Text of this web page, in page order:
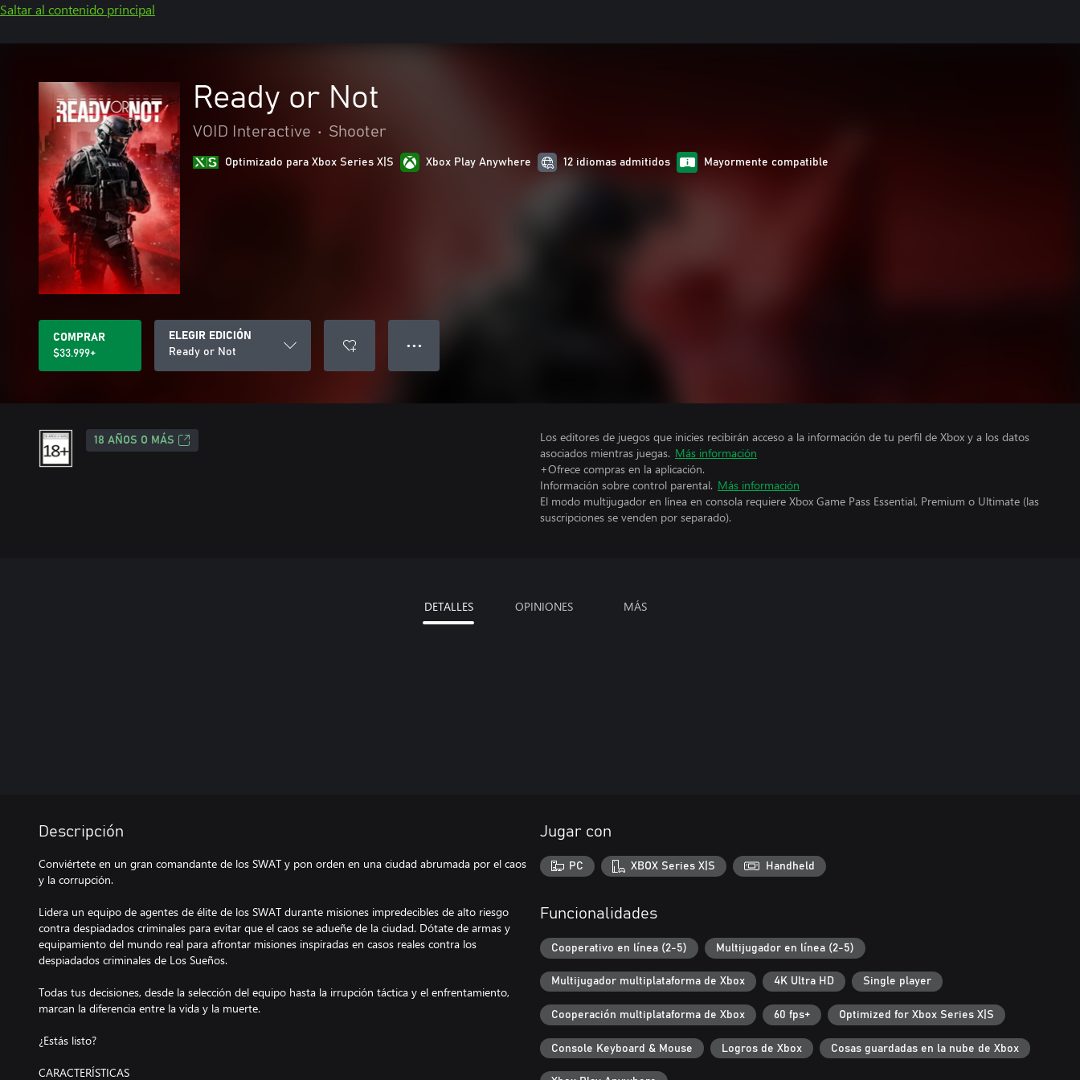
Saltar al contenido principal
Ready or Not
VOID Interactive • Shooter
Optimizado para Xbox Series X|S Xbox Play Anywhere 12 idiomas admitidos Mayormente compatible
COMPRAR
$33.999+
ELEGIR EDICIÓN
Ready or Not
● ● ●
18 AÑOS O MÁS
Los editores de juegos que inicies recibirán acceso a la información de tu perfil de Xbox y a los datos
asociados mientras juegas. Más información
+Ofrece compras en la aplicación.
Información sobre control parental. Más información
El modo multijugador en línea en consola requiere Xbox Game Pass Essential, Premium o Ultimate (las
suscripciones se venden por separado).
DETALLES OPINIONES MÁS
Descripción
Conviértete en un gran comandante de los SWAT y pon orden en una ciudad abrumada por el caos
y la corrupción.
Lidera un equipo de agentes de élite de los SWAT durante misiones impredecibles de alto riesgo
contra despiadados criminales para evitar que el caos se adueñe de la ciudad. Dótate de armas y
equipamiento del mundo real para afrontar misiones inspiradas en casos reales contra los
despiadados criminales de Los Sueños.
Todas tus decisiones, desde la selección del equipo hasta la irrupción táctica y el enfrentamiento,
marcan la diferencia entre la vida y la muerte.
¿Estás listo?
CARACTERÍSTICAS
Jugar con
PC XBOX Series X|S Handheld
Funcionalidades
Cooperativo en línea (2-5) Multijugador en línea (2-5)
Multijugador multiplataforma de Xbox 4K Ultra HD Single player
Cooperación multiplataforma de Xbox 60 fps+ Optimized for Xbox Series X|S
Console Keyboard & Mouse Logros de Xbox Cosas guardadas en la nube de Xbox